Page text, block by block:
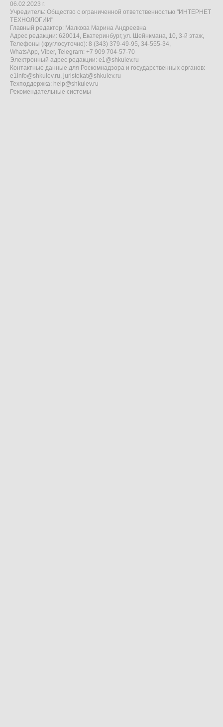
06.02.2023 г.
Учредитель: Общество с ограниченной ответственностью "ИНТЕРНЕТ
ТЕХНОЛОГИИ"
Главный редактор: Малкова Марина Андреевна
Адрес редакции: 620014, Екатеринбург, ул. Шейнкмана, 10, 3-й этаж,
Телефоны (круглосуточно): 8 (343) 379-49-95, 34-555-34,
WhatsApp, Viber, Telegram: +7 909 704-57-70
Электронный адрес редакции: e1@shkulev.ru
Контактные данные для Роскомнадзора и государственных органов:
e1info@shkulev.ru, juristekat@shkulev.ru
Техподдержка: help@shkulev.ru
Рекомендательные системы